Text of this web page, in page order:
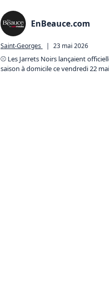
EnBeauce.com
Saint-Georges | 23 mai 2026
⚾️ Les Jarrets Noirs lançaient
saison à domicile ce vendredi 22 mai